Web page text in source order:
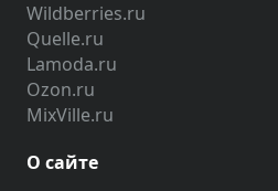
Wildberries.ru
Quelle.ru
Lamoda.ru
Ozon.ru
MixVille.ru
О сайте